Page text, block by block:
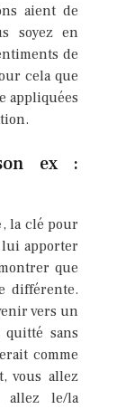
aient de
soyez en
de
cela que
appliquées
ex :
, la clé pour
apporter
que
différente.
vers un
sans
comme
vous allez
allez le/la